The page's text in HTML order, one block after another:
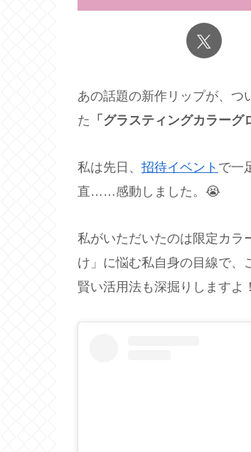
あの話題の新作リップが、つ
た 「グラスティングカラーグ
私は先日、 招待イベント で一
直……感動しました。😭
私がいただいたのは限定カラ
け」に悩む私自身の目線で、
賢い活用法も深掘りしますよ！